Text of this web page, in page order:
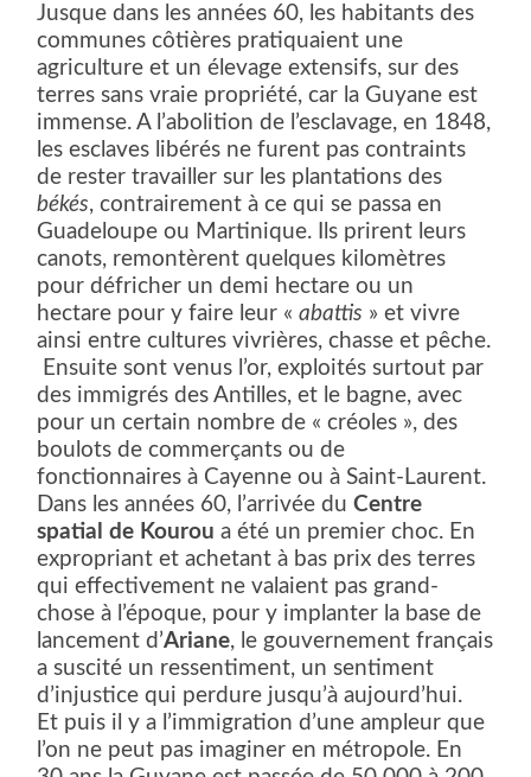
Jusque dans les années 60, les habitants des
communes côtières pratiquaient une
agriculture et un élevage extensifs, sur des
terres sans vraie propriété, car la Guyane est
immense. A l’abolition de l’esclavage, en 1848,
les esclaves libérés ne furent pas contraints
de rester travailler sur les plantations des
békés, contrairement à ce qui se passa en
Guadeloupe ou Martinique. Ils prirent leurs
canots, remontèrent quelques kilomètres
pour défricher un demi hectare ou un
hectare pour y faire leur «abattis » et vivre
ainsi entre cultures vivrières, chasse et pêche.
Ensuite sont venus l’or, exploités surtout par
des immigrés des Antilles, et le bagne, avec
pour un certain nombre de « créoles », des
boulots de commerçants ou de
fonctionnaires à Cayenne ou à Saint-Laurent.
Dans les années 60, l’arrivée duCentre
spatial de Kourou a été un premier choc. En
expropriant et achetant à bas prix des terres
qui effectivement ne valaient pas grand-
chose à l’époque, pour y implanter la base de
lancement d’Ariane, le gouvernement français
a suscité un ressentiment, un sentiment
d’injustice qui perdure jusqu’à aujourd’hui.
Et puis il y a l’immigration d’une ampleur que
l’on ne peut pas imaginer en métropole. En